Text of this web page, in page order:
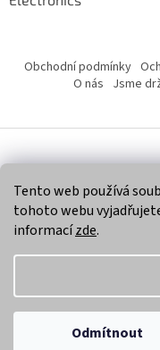
Tento web používá
tohoto webu
informacízde.
Odmítnout
Obchodní podmínky
O nás Jsme
Copyright 2026